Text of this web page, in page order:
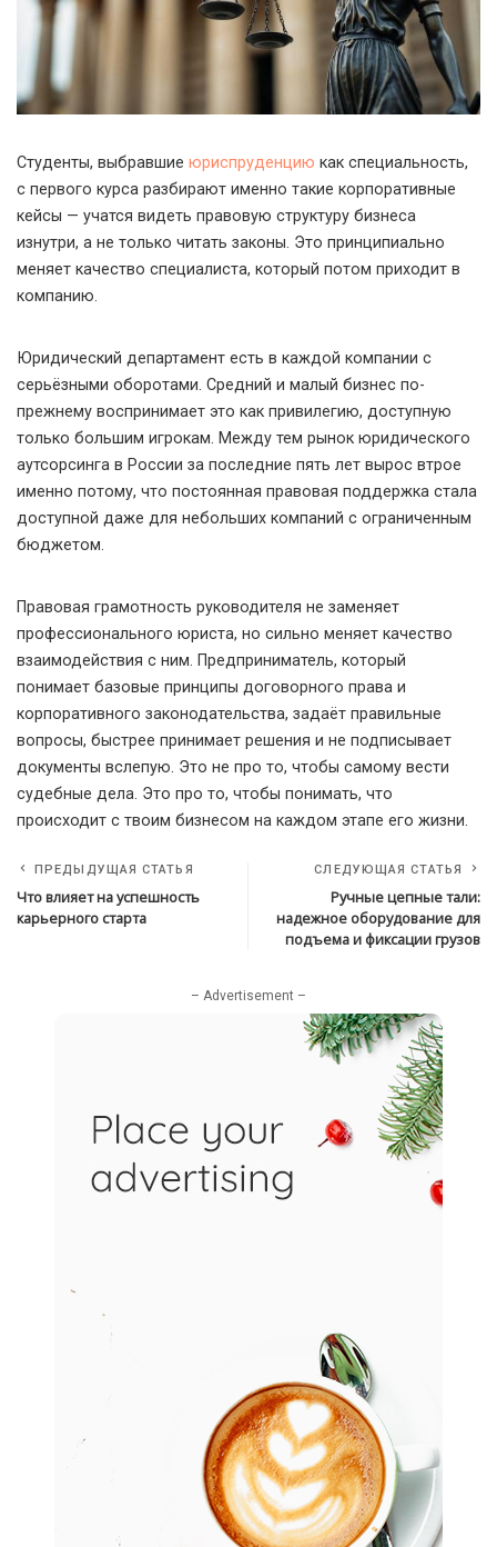
Студенты, выбравшие юриспруденцию как специальность,
с первого курса разбирают именно такие корпоративные
кейсы — учатся видеть правовую структуру бизнеса
изнутри, а не только читать законы. Это принципиально
меняет качество специалиста, который потом приходит в
компанию.
Юридический департамент есть в каждой компании с
серьёзными оборотами. Средний и малый бизнес по-
прежнему воспринимает это как привилегию, доступную
только большим игрокам. Между тем рынок юридического
аутсорсинга в России за последние пять лет вырос втрое
именно потому, что постоянная правовая поддержка стала
доступной даже для небольших компаний с ограниченным
бюджетом.
Правовая грамотность руководителя не заменяет
профессионального юриста, но сильно меняет качество
взаимодействия с ним. Предприниматель, который
понимает базовые принципы договорного права и
корпоративного законодательства, задаёт правильные
вопросы, быстрее принимает решения и не подписывает
документы вслепую. Это не про то, чтобы самому вести
судебные дела. Это про то, чтобы понимать, что
происходит с твоим бизнесом на каждом этапе его жизни.
ПРЕДЫДУЩАЯ СТАТЬЯ
Что влияет на успешность
карьерного старта
СЛЕДУЮЩАЯ СТАТЬЯ
Ручные цепные тали:
надежное оборудование для
подъема и фиксации грузов
– Advertisement –